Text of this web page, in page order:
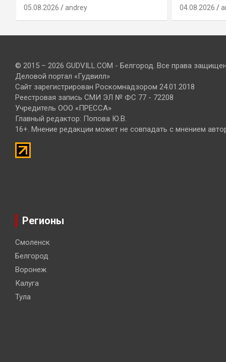
05.08.2026 andrey 04.08.2026
© 2015 – 2026 GUDVILL.COM - Белгород. Все права
Деловой портал «Гудвилл»
Сайт зарегистрирован Роскомнадзором 24.01.2018
Реестровая запись СМИ ЭЛ № ФС 77 - 72208
Учредитель ООО «ПРЕССА»
Главный редактор: Попова Ю.В.
16+. Мнение редакции может не совпадать с мнением
Регионы
Смоленск
Белгород
Воронеж
Калуга
Тула